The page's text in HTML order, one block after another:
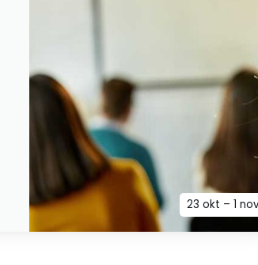
23 okt – 1